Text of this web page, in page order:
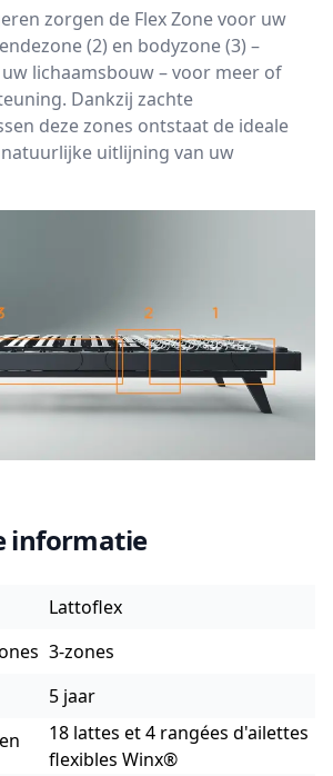
zorgen de Flex Zone voor uw
(2) en bodyzone (3) –
lichaamsbouw – voor meer of
Dankzij zachte
deze zones ontstaat de ideale
uitlijning van uw
informatie
Lattoflex
3-zones
5 jaar
18 lattes et 4 rangées d'ailettes
flexibles Winx®